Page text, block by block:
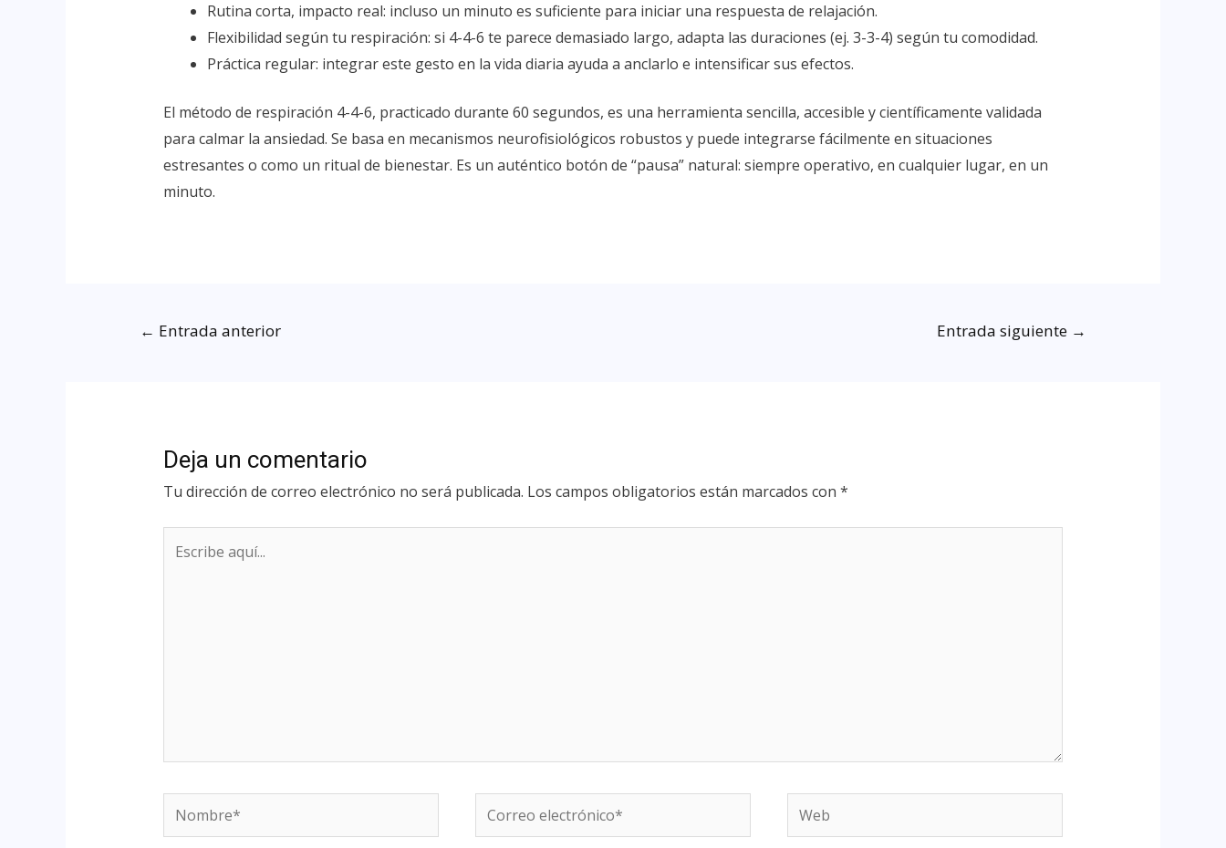
Rutina corta, impacto real: incluso un minuto es suficiente para iniciar una respuesta de relajación.
Flexibilidad según tu respiración: si 4-4-6 te parece demasiado largo, adapta las duraciones (ej. 3-3-4) según tu comodidad.
Práctica regular: integrar este gesto en la vida diaria ayuda a anclarlo e intensificar sus efectos.
El método de respiración 4-4-6, practicado durante 60 segundos, es una herramienta sencilla, accesible y científicamente validada
para calmar la ansiedad. Se basa en mecanismos neurofisiológicos robustos y puede integrarse fácilmente en situaciones
estresantes o como un ritual de bienestar. Es un auténtico botón de “pausa” natural: siempre operativo, en cualquier lugar, en un
minuto.
← Entrada anterior Entrada siguiente →
Deja un comentario
Tu dirección de correo electrónico no será publicada. Los campos obligatorios están marcados con *